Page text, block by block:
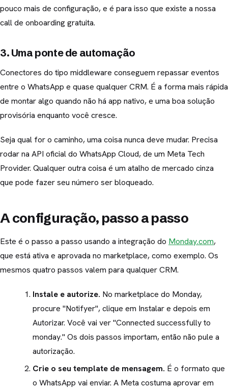
pouco mais de configuração, e é para isso que existe a nossa
call de onboarding gratuita.
3. Uma ponte de automação
Conectores do tipo middleware conseguem repassar eventos
entre o WhatsApp e quase qualquer CRM. É a forma mais rápida
de montar algo quando não há app nativo, e uma boa solução
provisória enquanto você cresce.
Seja qual for o caminho, uma coisa nunca deve mudar. Precisa
rodar na API oficial do WhatsApp Cloud, de um Meta Tech
Provider. Qualquer outra coisa é um atalho de mercado cinza
que pode fazer seu número ser bloqueado.
A configuração, passo a passo
Este é o passo a passo usando a integração do Monday.com,
que está ativa e aprovada no marketplace, como exemplo. Os
mesmos quatro passos valem para qualquer CRM.
Instale e autorize. No marketplace do Monday,
procure "Notifyer", clique em Instalar e depois em
Autorizar. Você vai ver "Connected successfully to
monday." Os dois passos importam, então não pule a
autorização.
Crie o seu template de mensagem. É o formato que
o WhatsApp vai enviar. A Meta costuma aprovar em